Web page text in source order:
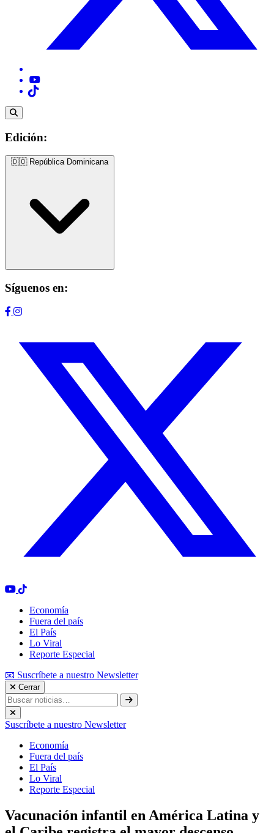
Edición:
🇩🇴 República Dominicana
Síguenos en:
Economía
Fuera del país
El País
Lo Viral
Reporte Especial
📧 Suscríbete a nuestro Newsletter
Cerrar
Suscríbete a nuestro Newsletter
Economía
Fuera del país
El País
Lo Viral
Reporte Especial
Vacunación infantil en América Latina y